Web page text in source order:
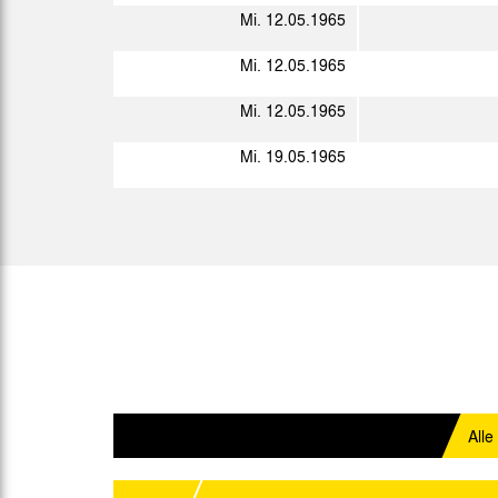
So. 21.02.1965
Sa. 27.02.1965
So. 07.03.1965
Sa. 17.04.1965
Mi. 12.05.1965
Mi. 12.05.1965
Mi. 12.05.1965
Mi. 19.05.1965
Alle